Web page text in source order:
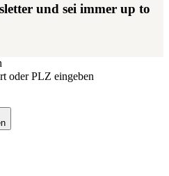
und sei immer up to
oder PLZ eingeben